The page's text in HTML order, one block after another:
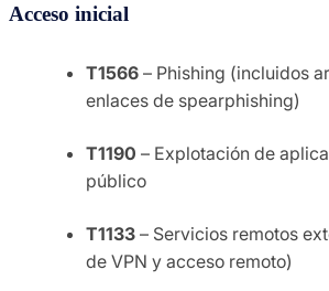
Acceso inicial
T1566 – Phishing (incluidos
enlaces de spearphishing)
T1190 – Explotación de
público
T1133 – Servicios remotos
de VPN y acceso remoto)